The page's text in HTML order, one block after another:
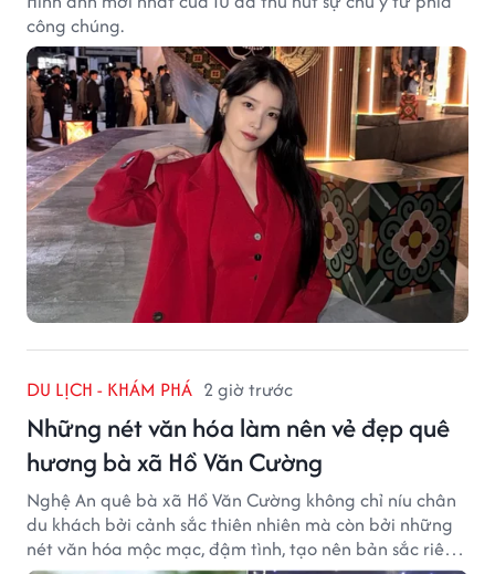
công chúng.
DU LỊCH - KHÁM PHÁ 2 giờ trước
Những nét văn hóa làm nên vẻ đẹp quê
hương bà xã Hồ Văn Cường
Nghệ An quê bà xã Hồ Văn Cường không chỉ níu chân
du khách bởi cảnh sắc thiên nhiên mà còn bởi những
nét văn hóa mộc mạc, đậm tình, tạo nên bản sắc riêng